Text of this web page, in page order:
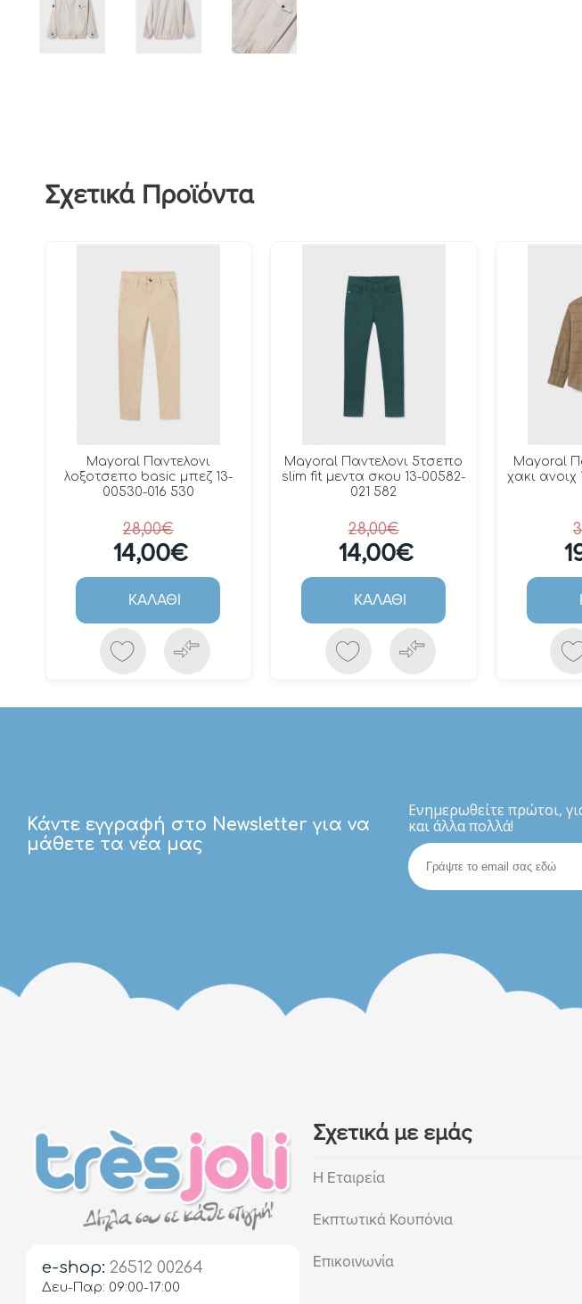
Σχετικά Προϊόντα
Mayoral Παντελονι
λοξοτσεπο basic μπεζ 13-
00530-016 530
28,00€
14,00€
ΚΑΛΆΘΙ
Mayoral Παντελονι 5τσεπο
slim fit μεντα σκου 13-00582-
021 582
28,00€
14,00€
ΚΑΛΆΘΙ
Mayoral
χακι ανοιχ
Κάντε εγγραφή στο Newsletter για να
μάθετε τα νέα μας
Eνημερωθείτε πρώτοι,
και άλλα πολλά!
e-shop: 26512 00264
Δευ-Παρ: 09:00-17:00
Σχετικά με εμάς
Η Εταιρεία
Εκπτωτικά Κουπόνια
Επικοινωνία